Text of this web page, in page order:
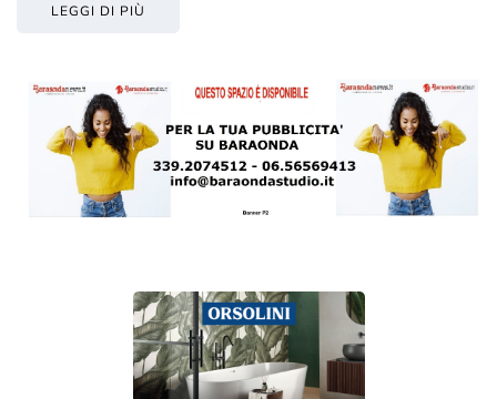
LEGGI DI PIÙ